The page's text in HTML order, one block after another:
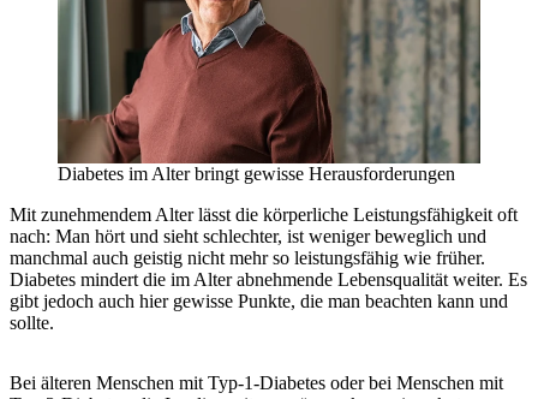
Diabetes im Alter bringt gewisse Herausforderungen
Mit zunehmendem Alter lässt die körperliche Leistungsfähigkeit oft
nach: Man hört und sieht schlechter, ist weniger beweglich und
manchmal auch geistig nicht mehr so leistungsfähig wie früher.
Diabetes mindert die im Alter abnehmende Lebensqualität weiter. Es
gibt jedoch auch hier gewisse Punkte, die man beachten kann und
sollte.
Bei älteren Menschen mit Typ-1-Diabetes oder bei Menschen mit